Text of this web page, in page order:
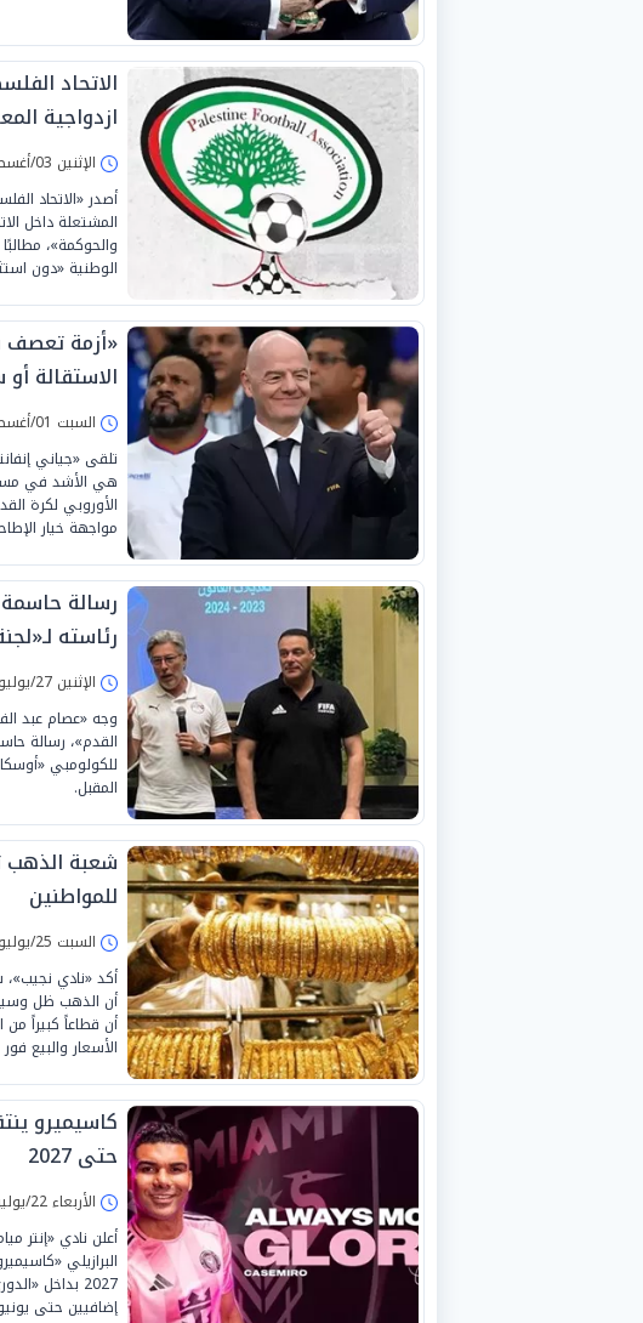
الاتحاد
ازدواجية
الإثنين 03/أغسطس/2026 - 10:14 م
أصدر «الاتحاد
المشتعلة داخل
والحوكمة»،
الوطنية «دون
«أزمة تعصف
الاستقالة
السبت 01/أغسطس/2026 - 03:16 م
تلقى «جياني
هي الأشد في
الأوروبي لكرة
مواجهة خيار
رسالة
رئاسته
الإثنين 27/يوليو/2026 - 04:34 م
وجه «عصام عبد
القدم»، رسالة
للكولومبي
المقبل.
شعبة الذهب
للمواطنين
السبت 25/يوليو/2026 - 11:00 م
أكد «نادي نجيب»،
أن الذهب ظل
أن قطاعاً كبيراً من
الأسعار والبيع فور
كاسيميرو
حتى 2027
الأربعاء 22/يوليو/2026 - 07:40 م
أعلن نادي «إنتر
البرازيلي
2027 بداخل
إضافيين حتى يونيو